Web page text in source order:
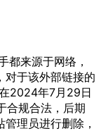
都来源于网络，
对于该外部链接的
2024年7月29日
合规合法，后期
理员进行删除，